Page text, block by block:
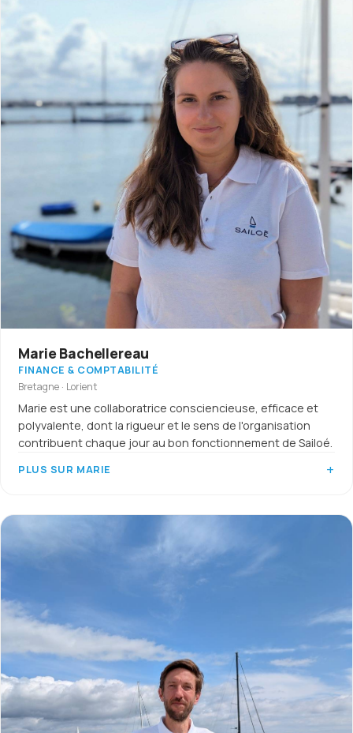
Marie Bachellereau
FINANCE & COMPTABILITÉ
Bretagne · Lorient
Marie est une collaboratrice consciencieuse, efficace et
polyvalente, dont la rigueur et le sens de l'organisation
contribuent chaque jour au bon fonctionnement de Sailoé.
PLUS SUR MARIE